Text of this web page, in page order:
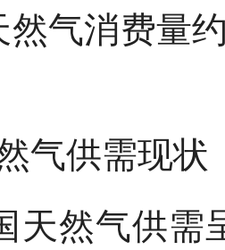
气消费量
气供需现状
天然气供